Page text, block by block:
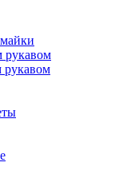
рукавом